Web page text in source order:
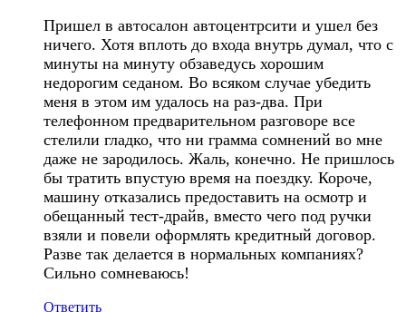
Пришел в автосалон автоцентрсити и ушел без
ничего. Хотя вплоть до входа внутрь думал, что с
минуты на минуту обзаведусь хорошим
недорогим седаном. Во всяком случае убедить
меня в этом им удалось на раз-два. При
телефонном предварительном разговоре все
стелили гладко, что ни грамма сомнений во мне
даже не зародилось. Жаль, конечно. Не пришлось
бы тратить впустую время на поездку. Короче,
машину отказались предоставить на осмотр и
обещанный тест-драйв, вместо чего под ручки
взяли и повели оформлять кредитный договор.
Разве так делается в нормальных компаниях?
Сильно сомневаюсь!
Ответить